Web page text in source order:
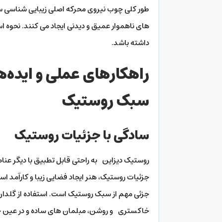
طور کلی چوب نیروی محرکه اصلی زیبایی
های ناهموار عمیق و دیدنی ایجاد می کنند. نحوه
داشته باشد.
راهکارهای عملی و
سبک روستیک
سادگی با جزئیات روستیک
روستیک دیزاین به راحتی قابل تطبیق با دیگر
جزئیات روستیک، هنر ایجاد فضایی زیبا و
جزئی مهم از سبک روستیک است. استفاده از
خاکستری و روشن، مبلمان های ساده و در عین